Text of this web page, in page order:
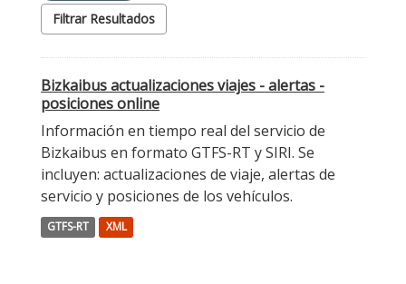
Filtrar Resultados
Bizkaibus actualizaciones viajes - alertas -
posiciones online
Información en tiempo real del servicio de
Bizkaibus en formato GTFS-RT y SIRI. Se
incluyen: actualizaciones de viaje, alertas de
servicio y posiciones de los vehículos.
GTFS-RT XML